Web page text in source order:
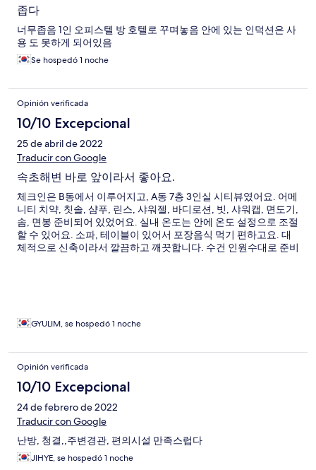
좁다
너무좁음 1인 오피스텔 방 호텔로 꾸며놓음 안에 있는 인덕션은 사
용 도 못하게 되어있음
Se hospedó 1 noche
Opinión verificada
10/10 Excepcional
25 de abril de 2022
Traducir con Google
속초해변 바로 앞이라서 좋아요.
체크인은 B동에서 이루어지고, A동 7층 3인실 시티뷰였어요. 어메
니티 치약, 칫솔, 샴푸, 린스, 샤워젤, 바디로션, 빗, 샤워캡, 면도기,
솜, 면봉 준비되어 있었어요. 실내 온도는 안에 온도 설정으로 조절
할 수 있어요. 소파, 테이블이 있어서 포장음식 먹기 편하고요. 대
체적으로 신축이라서 깔끔하고 깨끗합니다. 수건 인원수대로 준비
GYULIM, se hospedó 1 noche
Opinión verificada
10/10 Excepcional
24 de febrero de 2022
Traducir con Google
난방, 청결,,주변경관, 편의시설 만족스럽다
JIHYE, se hospedó 1 noche